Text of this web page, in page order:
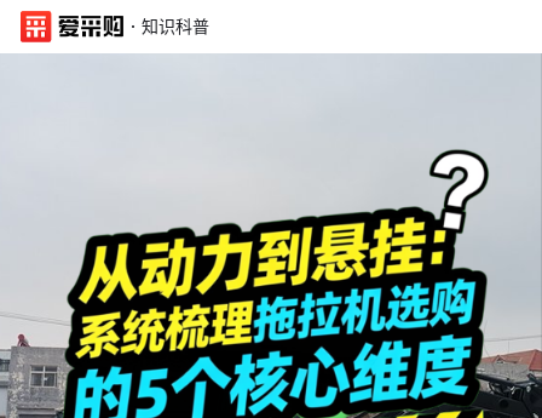
· 知识科普